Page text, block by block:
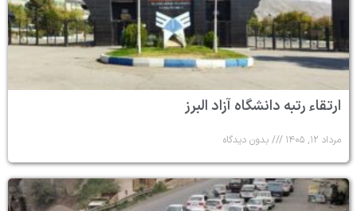
ارتقاء رتبه دانشگاه آزاد البرز
مرداد ۱۲, ۱۴۰۵ بدون دیدگاه